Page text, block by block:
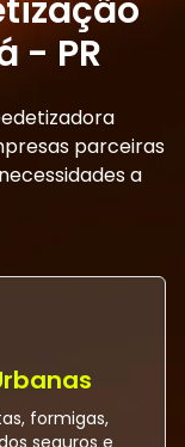
- PR
parceiras
a
formigas,